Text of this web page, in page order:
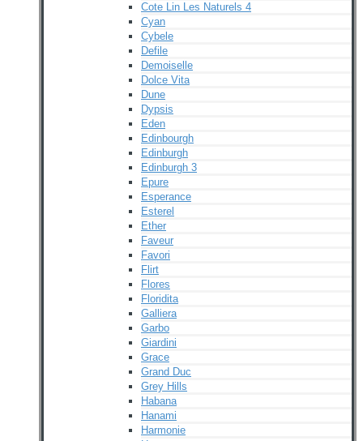
Cote Lin Les Naturels 4
Cyan
Cybele
Defile
Demoiselle
Dolce Vita
Dune
Dypsis
Eden
Edinbourgh
Edinburgh
Edinburgh 3
Epure
Esperance
Esterel
Ether
Faveur
Favori
Flirt
Flores
Floridita
Galliera
Garbo
Giardini
Grace
Grand Duc
Grey Hills
Habana
Hanami
Harmonie